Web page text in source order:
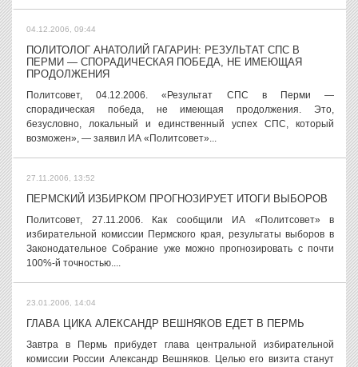
04.12.2006, 09:44
ПОЛИТОЛОГ АНАТОЛИЙ ГАГАРИН: РЕЗУЛЬТАТ СПС В
ПЕРМИ — СПОРАДИЧЕСКАЯ ПОБЕДА, НЕ ИМЕЮЩАЯ
ПРОДОЛЖЕНИЯ
Политсовет, 04.12.2006. «Результат СПС в Перми —
спорадическая победа, не имеющая продолжения. Это,
безусловно, локальный и единственный успех СПС, который
возможен», — заявил ИА «Политсовет»...
27.11.2006, 13:52
ПЕРМСКИЙ ИЗБИРКОМ ПРОГНОЗИРУЕТ ИТОГИ ВЫБОРОВ
Политсовет, 27.11.2006. Как сообщили ИА «Политсовет» в
избирательной комиссии Пермского края, результаты выборов в
Законодательное Собрание уже можно прогнозировать с почти
100%-й точностью....
23.01.2006, 14:04
ГЛАВА ЦИКА АЛЕКСАНДР ВЕШНЯКОВ ЕДЕТ В ПЕРМЬ
Завтра в Пермь прибудет глава центральной избирательной
комиссии России Александр Вешняков. Целью его визита станут